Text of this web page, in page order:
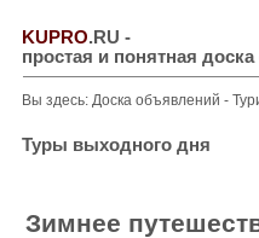
KUPRO.RU -
простая и понятная
Вы здесь: Доска объявлений -
Туры выходного дня
Зимнее